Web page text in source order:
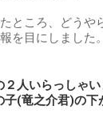
ところ、どうや
を目にしました。
人いらっしゃい
子(竜之介君)の